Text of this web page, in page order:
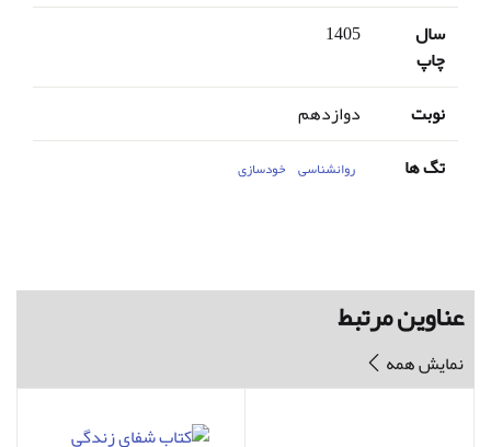
سال
چاپ
1405
نوبت
دوازدهم
تگ ها
روانشناسی خودسازی
عناوین مرتبط
نمایش همه